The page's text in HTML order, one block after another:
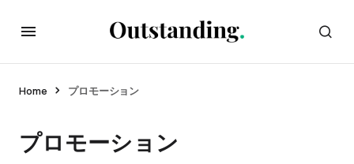
Home プロモーション
プロモーション